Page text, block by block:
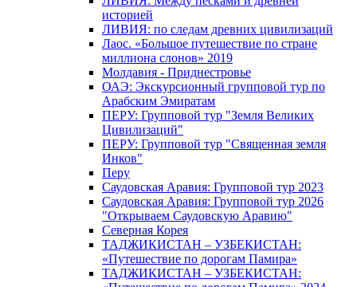
историей
ЛИВИЯ: по следам древних цивилизаций
Лаос. «Большое путешествие по стране
миллиона слонов» 2019
Молдавия - Приднестровье
ОАЭ: Экскурсионный групповой тур по
Арабским Эмиратам
ПЕРУ: Групповой тур "Земля Великих
Цивилизаций"
ПЕРУ: Групповой тур "Священная земля
Инков"
Перу
Саудовская Аравия: Групповой тур 2023
Саудовская Аравия: Групповой тур 2026
"Открываем Саудовскую Аравию"
Северная Корея
ТАДЖИКИСТАН – УЗБЕКИСТАН:
«Путешествие по дорогам Памира»
ТАДЖИКИСТАН – УЗБЕКИСТАН: